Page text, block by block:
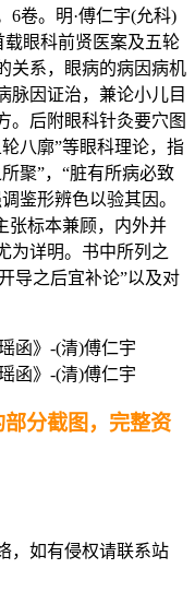
6卷。明·傅仁宇(允科)
载眼科前贤医案及五轮
关系，眼病的病因病机
脉因证治，兼论小儿目
。后附眼科针灸要穴图
八廓”等眼科理论，指
聚”，“脏有所病必致
鉴形辨色以验其因。
张标本兼顾，内外并
为详明。书中所列之
导之后宜补论”以及对
分截图，完整资
，如有侵权请联系站